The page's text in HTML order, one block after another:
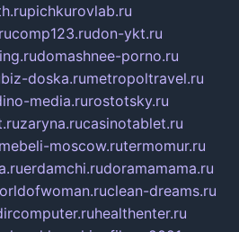
pichkurovlab.ru
comp123.rudon-ykt.ru
domashnee-porno.ru
biz-doska.rumetropoltravel.ru
media.rurostotsky.ru
zaryna.rucasinotablet.ru
moscow.rutermomur.ru
erdamchi.rudoramamama.ru
clean-dreams.ru
healthenter.ru